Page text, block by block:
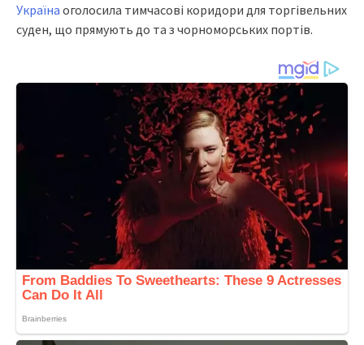
Україна оголосила тимчасові коридори для торгівельних
суден, що прямують до та з чорноморських портів.